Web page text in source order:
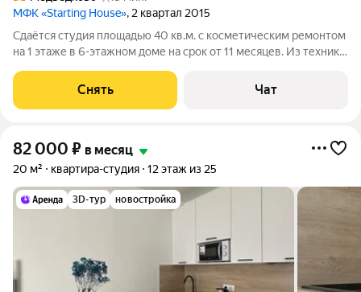
МФК «Starting House», 2 квартал 2015
Сдаётся студия площадью 40 кв.м. с косметическим ремонтом
на 1 этаже в 6-этажном доме на срок от 11 месяцев. Из техники
Холодильник Кондиционер Дом - монолитный, окна выходят
во двор. Есть консьерж.
Снять Чат
82 000 ₽ в месяц
20 м² квартира-студия 12 этаж из 25
3D-тур новостройка